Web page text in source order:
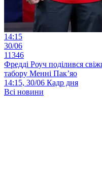
14:15
30/06
11346
Фредді Роуч поділився
табору Менні Пак’яо
14:15, 30/06 Кадр дня
Всі новини